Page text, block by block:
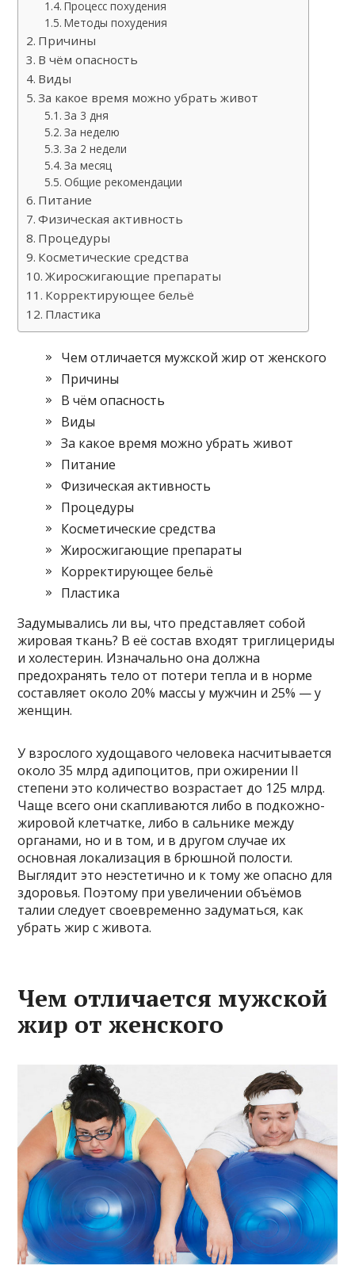
Процесс похудения
Методы похудения
Причины
В чём опасность
Виды
За какое время можно убрать живот
За 3 дня
За неделю
За 2 недели
За месяц
Общие рекомендации
Питание
Физическая активность
Процедуры
Косметические средства
Жиросжигающие препараты
Корректирующее бельё
Пластика
Чем отличается мужской жир от женского
Причины
В чём опасность
Виды
За какое время можно убрать живот
Питание
Физическая активность
Процедуры
Косметические средства
Жиросжигающие препараты
Корректирующее бельё
Пластика
Задумывались ли вы, что представляет собой
жировая ткань? В её состав входят триглицериды
и холестерин. Изначально она должна
предохранять тело от потери тепла и в норме
составляет около 20% массы у мужчин и 25% — у
женщин.
У взрослого худощавого человека насчитывается
около 35 млрд адипоцитов, при ожирении II
степени это количество возрастает до 125 млрд.
Чаще всего они скапливаются либо в подкожно-
жировой клетчатке, либо в сальнике между
органами, но и в том, и в другом случае их
основная локализация в брюшной полости.
Выглядит это неэстетично и к тому же опасно для
здоровья. Поэтому при увеличении объёмов
талии следует своевременно задуматься, как
убрать жир с живота.
Чем отличается мужской
жир от женского